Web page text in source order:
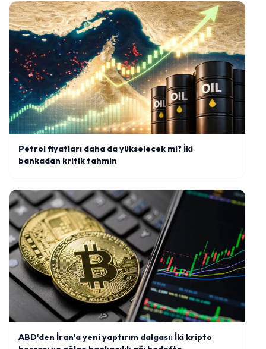
Petrol fiyatları daha da yükselecek mi? İki
bankadan kritik tahmin
ABD'den İran'a yeni yaptırım dalgası: İki kripto